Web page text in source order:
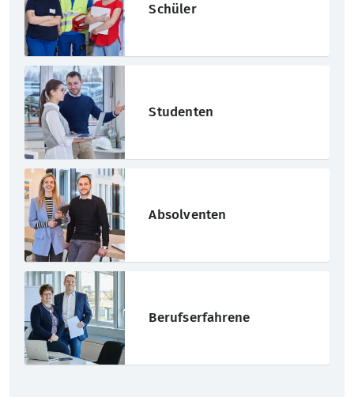
Schüler
Studenten
Absolventen
Berufserfahrene